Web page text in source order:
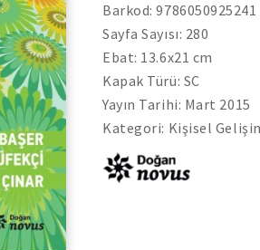
Barkod: 9786050925241
Sayfa Sayısı: 280
Ebat: 13.6x21 cm
Kapak Türü: SC
Yayın Tarihi: Mart 2015
Kategori: Kişisel